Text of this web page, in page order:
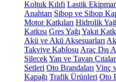
Koltuk Kılıfı Lastik
Anahtarı Sibop ve Sibop
Motor Katkıları Hidrolik
Katkısı Gres Yağı Yakıt
Akü ve Akü Aksesuarları
Takviye Kablosu Araç Dış
SilecekYan ve Tavan
Setleri Oto Brandaları Vinç
Kapağı Trafik Ürünleri Oto